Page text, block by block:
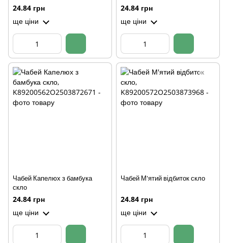
24.84 грн
ще ціни
24.84 грн
ще ціни
Чабей Капелюх з бамбука
скло
24.84 грн
ще ціни
Чабей М'ятий відбиток скло
24.84 грн
ще ціни